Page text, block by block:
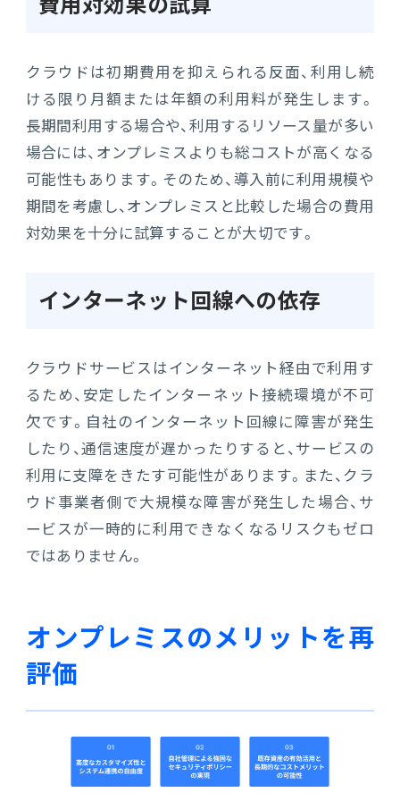
クラウドは初期費用を抑えられる反面、利用し続
ける限り月額または年額の利用料が発生します。
長期間利用する場合や、利用するリソース量が多い
場合には、オンプレミスよりも総コストが高くなる
可能性もあります。そのため、導入前に利用規模や
期間を考慮し、オンプレミスと比較した場合の費用
対効果を十分に試算することが大切です。
インターネット回線への依存
クラウドサービスはインターネット経由で利用す
るため、安定したインターネット接続環境が不可
欠です。自社のインターネット回線に障害が発生
したり、通信速度が遅かったりすると、サービスの
利用に支障をきたす可能性があります。また、クラ
ウド事業者側で大規模な障害が発生した場合、サ
ービスが一時的に利用できなくなるリスクもゼロ
ではありません。
オンプレミスのメリットを再
評価